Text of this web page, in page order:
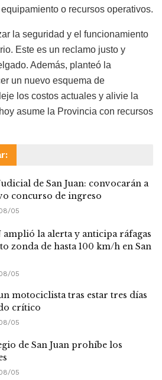
o recursos operativos.
la seguridad y el funcionamiento
Este es un reclamo justo y
Además, planteó la
un nuevo esquema de
los costos actuales y alivie la
asume la Provincia con recursos
de San Juan: convocarán a
concurso de ingreso
05
amplió la alerta y anticipa ráfagas
zonda de hasta 100 km/h en San
05
motociclista tras estar tres días
crítico
05
de San Juan prohíbe los
05